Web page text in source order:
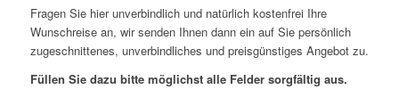
Fragen Sie hier unverbindlich und natürlich kostenfrei Ihre
Wunschreise an, wir senden Ihnen dann ein auf Sie persönlich
zugeschnittenes, unverbindliches und preisgünstiges Angebot zu.
Füllen Sie dazu bitte möglichst alle Felder sorgfältig aus.